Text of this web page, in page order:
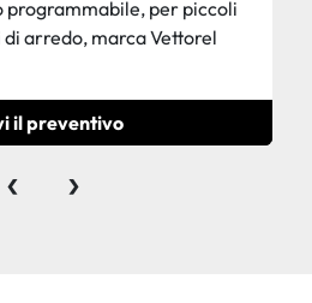
per piccoli
arredo, marca Vettorel
il preventivo
‹ ›